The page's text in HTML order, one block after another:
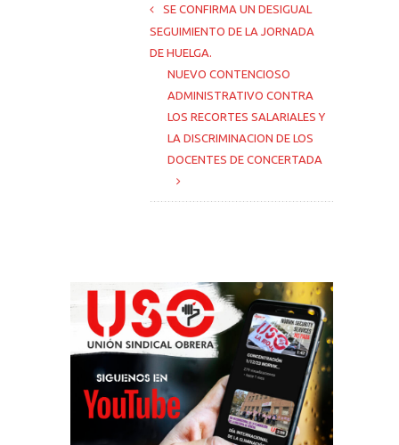
SE CONFIRMA UN DESIGUAL
SEGUIMIENTO DE LA JORNADA
DE HUELGA.
NUEVO CONTENCIOSO
ADMINISTRATIVO CONTRA
LOS RECORTES SALARIALES Y
LA DISCRIMINACION DE LOS
DOCENTES DE CONCERTADA